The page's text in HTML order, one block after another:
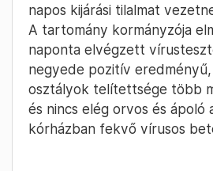
napos kijárási tilalmat
A tartomány kormányzója
naponta elvégzett
negyede pozitív
osztályok telítettsége több
és nincs elég orvos és ápoló
kórházban fekvő vírusos